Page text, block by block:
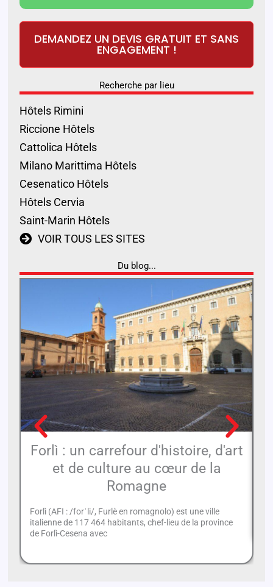
DEMANDEZ UN DEVIS GRATUIT ET SANS
ENGAGEMENT !
Recherche par lieu
Hôtels Rimini
Riccione Hôtels
Cattolica Hôtels
Milano Marittima Hôtels
Cesenatico Hôtels
Hôtels Cervia
Saint-Marin Hôtels
VOIR TOUS LES SITES
Du blog...
Forlì : un carrefour d'histoire, d'art
et de culture au cœur de la
Romagne
Forlì (AFI : /forˈli/, Furlè en romagnolo) est une ville
italienne de 117 464 habitants, chef-lieu de la province
de Forlì-Cesena avec